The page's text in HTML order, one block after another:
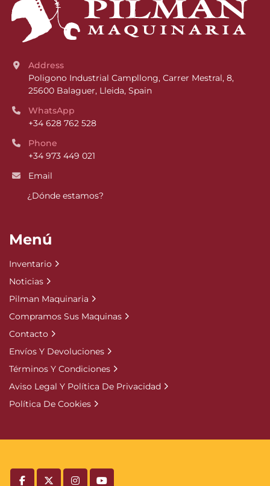
Address
Poligono Industrial Campllong, Carrer Mestral, 8,
25600 Balaguer, Lleida, Spain
WhatsApp
+34 628 762 528
Phone
+34 973 449 021
Email
¿Dónde estamos?
Menú
Inventario
Noticias
Pilman Maquinaria
Compramos Sus Maquinas
Contacto
Envíos Y Devoluciones
Términos Y Condiciones
Aviso Legal Y Política De Privacidad
Política De Cookies